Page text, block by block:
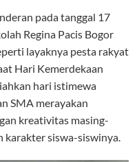
pada tanggal 17
Regina Pacis Bogor
layaknya pesta rakyat
Hari Kemerdekaan
hari istimewa
SMA merayakan
kreativitas masing-
karakter siswa-siswinya.